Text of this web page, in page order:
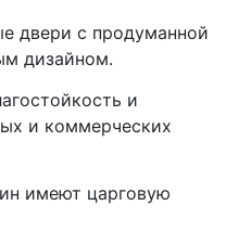
двери с продуманной
дизайном.
и
и коммерческих
имеют царговую